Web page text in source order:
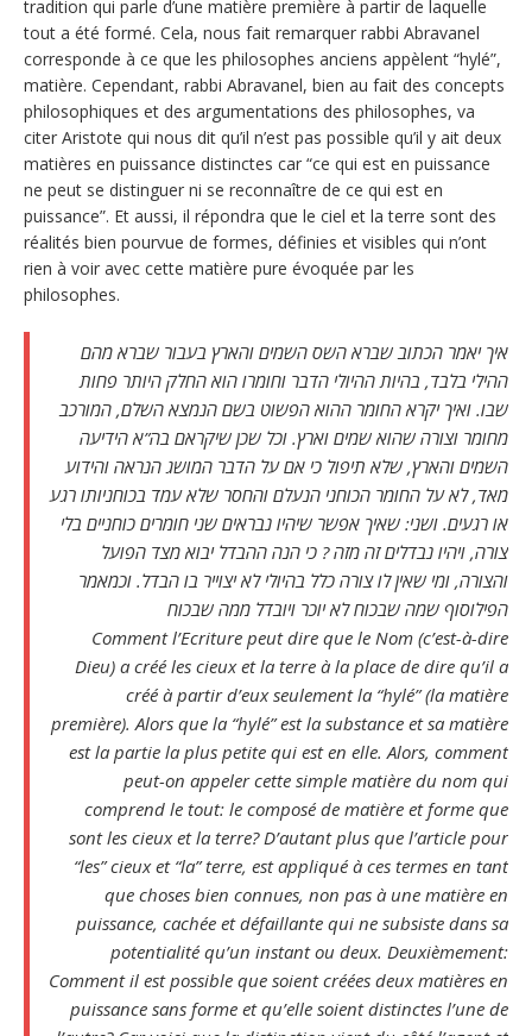
tradition qui parle d’une matière première à partir de laquelle
tout a été formé. Cela, nous fait remarquer rabbi Abravanel
corresponde à ce que les philosophes anciens appèlent “hylé”,
matière. Cependant, rabbi Abravanel, bien au fait des concepts
philosophiques et des argumentations des philosophes, va
citer Aristote qui nous dit qu’il n’est pas possible qu’il y ait deux
matières en puissance distinctes car “ce qui est en puissance
ne peut se distinguer ni se reconnaître de ce qui est en
puissance”. Et aussi, il répondra que le ciel et la terre sont des
réalités bien pourvue de formes, définies et visibles qui n’ont
rien à voir avec cette matière pure évoquée par les
philosophes.
איך יאמר הכתוב שברא השס השמים והארץ בעבור שברא מהם
ההילי בלבד, בהיות ההיולי הדבר וחומרו הוא החלק היותר פחות
שבו. ואיך יקרא החומר ההוא הפשוט בשם הנמצא השלם, המורכב
מחומר וצורה שהוא שמים וארץ. וכל שכן שיקראם בה”א הידיעה
השמים והארץ, שלא תיפול כי אם על הדבר המושג הנראה והידוע
מאד, לא על החומר הכוחני הנעלם והחסר שלא עמד בכוחניותו רגע
או רגעים. ושני: שאיך אפשר שיהיו נבראים שני חומרים כוחניים בלי
צורה, ויהיו נבדלים זה מזה ? כי הנה ההבדל יבוא מצד הפועל
והצורה, ומי שאין לו צורה כלל בהיולי לא יצוייר בו הבדל. וכמאמר
הפילוסוף שמה שבכוח לא יוכר ויובדל ממה שבכוח
Comment l’Ecriture peut dire que le Nom (c’est-à-dire
Dieu) a créé les cieux et la terre à la place de dire qu’il a
créé à partir d’eux seulement la “hylé” (la matière
première). Alors que la “hylé” est la substance et sa matière
est la partie la plus petite qui est en elle. Alors, comment
peut-on appeler cette simple matière du nom qui
comprend le tout: le composé de matière et forme que
sont les cieux et la terre? D’autant plus que l’article pour
“les” cieux et “la” terre, est appliqué à ces termes en tant
que choses bien connues, non pas à une matière en
puissance, cachée et défaillante qui ne subsiste dans sa
potentialité qu’un instant ou deux. Deuxièmement:
Comment il est possible que soient créées deux matières en
puissance sans forme et qu’elle soient distinctes l’une de